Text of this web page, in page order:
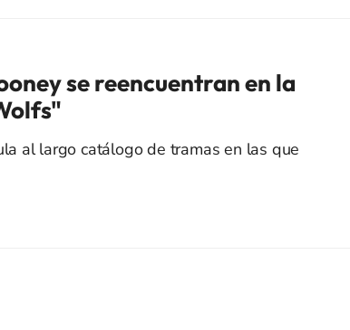
se reencuentran en la
al largo catálogo de tramas en las que